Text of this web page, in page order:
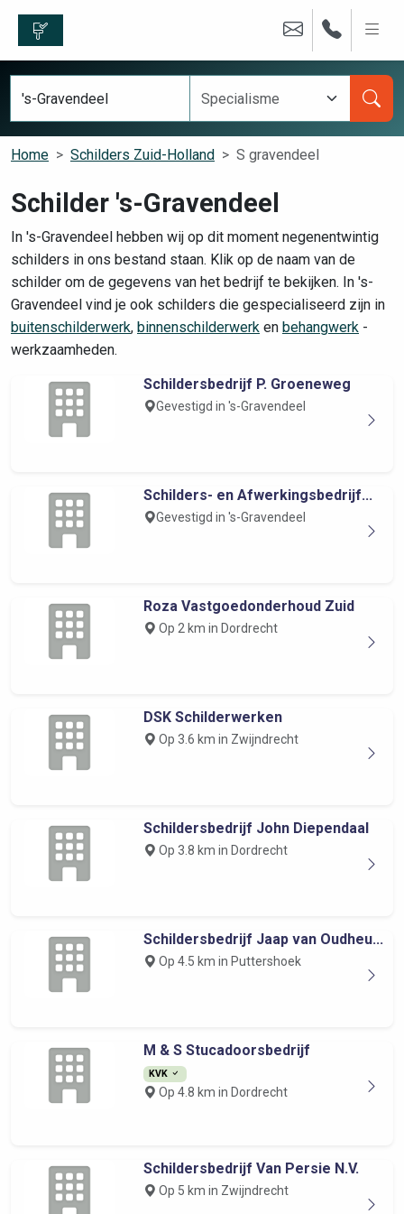
Home Schilders Zuid-Holland S gravendeel
Schilder 's-Gravendeel
In 's-Gravendeel hebben wij op dit moment negenentwintig
schilders in ons bestand staan. Klik op de naam van de
schilder om de gegevens van het bedrijf te bekijken. In 's-
Gravendeel vind je ook schilders die gespecialiseerd zijn in
buitenschilderwerk, binnenschilderwerk en behangwerk -
werkzaamheden.
Schildersbedrijf P. Groeneweg
Gevestigd in 's-Gravendeel
Schilders- en Afwerkingsbedrijf...
Gevestigd in 's-Gravendeel
Roza Vastgoedonderhoud Zuid
Op 2 km in Dordrecht
DSK Schilderwerken
Op 3.6 km in Zwijndrecht
Schildersbedrijf John Diependaal
Op 3.8 km in Dordrecht
Schildersbedrijf Jaap van Oudheu...
Op 4.5 km in Puttershoek
M & S Stucadoorsbedrijf
KVK
Op 4.8 km in Dordrecht
Schildersbedrijf Van Persie N.V.
Op 5 km in Zwijndrecht